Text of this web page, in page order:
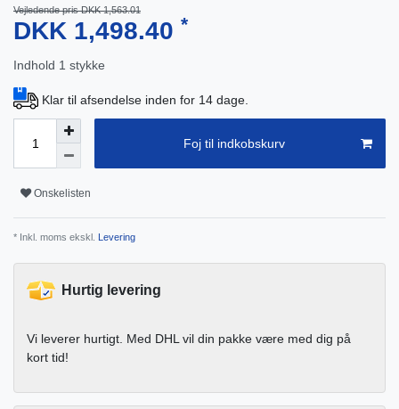
Vejledende pris DKK 1,563.01
DKK 1,498.40 *
Indhold 1 stykke
Klar til afsendelse inden for 14 dage.
Foj til indkobskurv
Onskelisten
* Inkl. moms ekskl. Levering
Hurtig levering
Vi leverer hurtigt. Med DHL vil din pakke være med dig på
kort tid!